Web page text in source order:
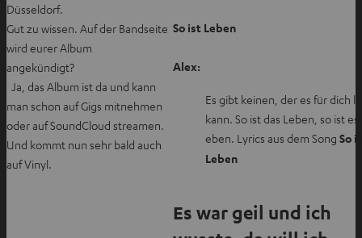
Düsseldorf.
Gut zu wissen. Auf der Bandseite
wird eurer Album
So ist Leben
angekündigt? Alex:
Ja, das Album ist da und kann
man schon auf Gigs mitnehmen
oder auf SoundCloud streamen.
Und kommt nun sehr bald auch
auf Vinyl.
Es gibt keinen, der es für dich
kann. So ist das Leben, so ist es
eben. Lyrics aus dem Song So
Leben
Es war geil und ich